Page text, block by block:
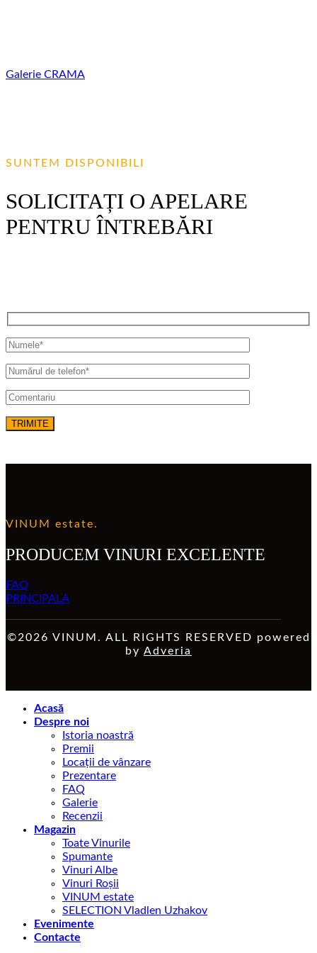
Galerie CRAMA
SUNTEM DISPONIBILI
SOLICITAȚI O APELARE
PENTRU ÎNTREBĂRI
VINUM estate.
PRODUCEM VINURI EXCELENTE
FAQ
PRINCIPALA
©2026 VINUM. ALL RIGHTS RESERVED powered
by Adveria
Acasă
Despre noi
Istoria noastră
Premii
Locații de vânzare
Prezentare
FAQ
Galerie
Recenzii
Magazin
Toate Vinurile
Spumante
Vinuri Albe
Vinuri Roșii
VINUM estate
SELECTION Vladlen Uzhakov
Evenimente
Contacte